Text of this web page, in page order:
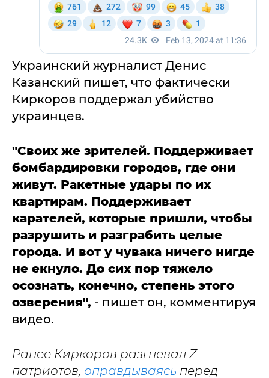
Украинский журналист Денис
Казанский пишет, что фактически
Киркоров поддержал убийство
украинцев.
"Своих же зрителей. Поддерживает
бомбардировки городов, где они
живут. Ракетные удары по их
квартирам. Поддерживает
карателей, которые пришли, чтобы
разрушить и разграбить целые
города. И вот у чувака ничего нигде
не екнуло. До сих пор тяжело
осознать, конечно, степень этого
озверения", - пишет он, комментируя
видео.
Ранее Киркоров разгневал Z-
патриотов, оправдываясь перед